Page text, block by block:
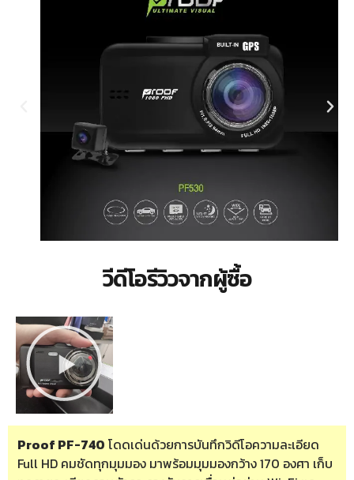
วีดีโอรีวิวจากผู้ซื้อ
Proof PF-740 โดดเด่นด้วยการบันทึกวิดีโอความละเอียด
Full HD คมชัดทุกมุมมอง มาพร้อมมุมมองกว้าง 170 องศา เก็บ